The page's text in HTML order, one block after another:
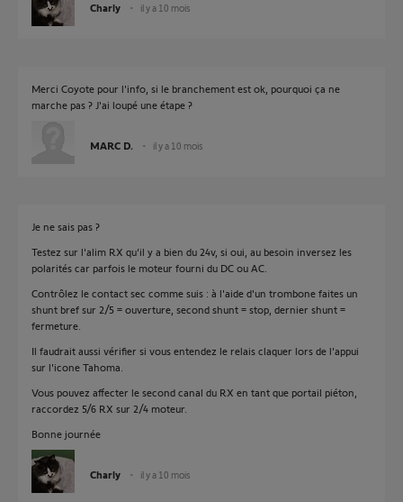
Charly il y a 10 mois
Merci Coyote pour l'info, si le branchement est ok, pourquoi ça ne
marche pas ? J'ai loupé une étape ?
MARC D. il y a 10 mois
Je ne sais pas ?
Testez sur l'alim RX qu'il y a bien du 24v, si oui, au besoin inversez les
polarités car parfois le moteur fourni du DC ou AC.
Contrôlez le contact sec comme suis : à l'aide d'un trombone faites un
shunt bref sur 2/5 = ouverture, second shunt = stop, dernier shunt =
fermeture.
Il faudrait aussi vérifier si vous entendez le relais claquer lors de l'appui
sur l'icone Tahoma.
Vous pouvez affecter le second canal du RX en tant que portail piéton,
raccordez 5/6 RX sur 2/4 moteur.
Bonne journée
Charly il y a 10 mois